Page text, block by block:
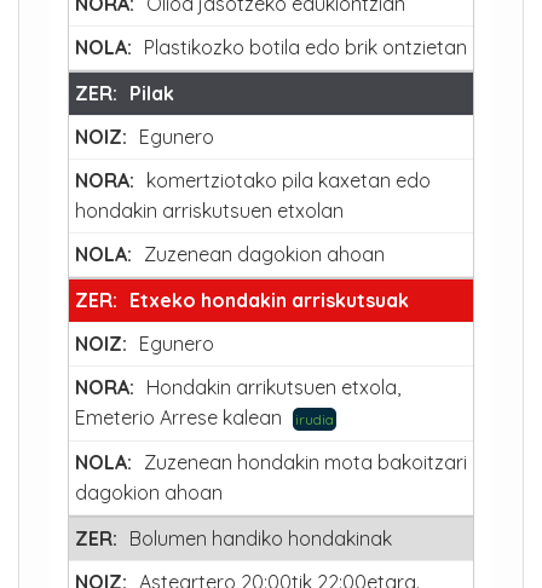
Plastikozko botila edo brik ontzietan
Pilak
Egunero
komertziotako pila kaxetan edo
hondakin arriskutsuen etxolan
Zuzenean dagokion ahoan
Etxeko hondakin arriskutsuak
Egunero
Hondakin arrikutsuen etxola,
Emeterio Arrese kalean
irudia
Zuzenean hondakin mota bakoitzari
dagokion ahoan
Bolumen handiko hondakinak
Asteartero 20:00tik 22:00etara.